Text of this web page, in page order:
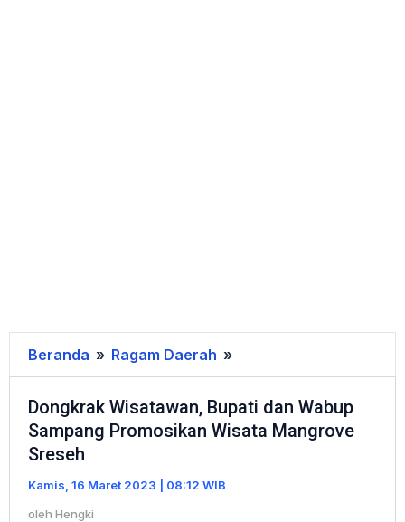
Beranda » Ragam Daerah »
Wisatawan,
Bupati
dan
Dongkrak Wisatawan, Bupati dan Wabup
Sampang Promosikan Wisata Mangrove
Sreseh
Kamis, 16 Maret 2023 | 08:12 WIB
oleh Hengki